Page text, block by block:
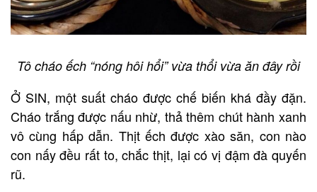
Tô cháo ếch “nóng hôi hổi” vừa thổi vừa ăn đây rồi
Ở SIN, một suất cháo được chế biến khá đầy đặn.
Cháo trắng được nấu nhừ, thả thêm chút hành xanh
vô cùng hấp dẫn. Thịt ếch được xào săn, con nào
con nấy đều rất to, chắc thịt, lại có vị đậm đà quyến
rũ.